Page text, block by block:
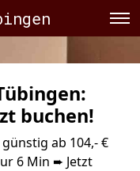
buchen!
ab 104,- €
6 Min ➨ Jetzt